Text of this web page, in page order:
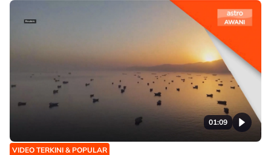
01:09
VIDEO TERKINI & POPULAR